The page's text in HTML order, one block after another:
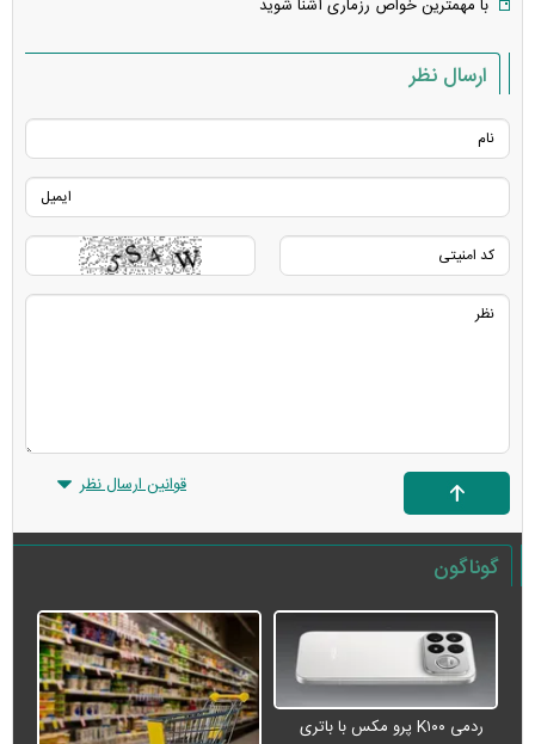
با مهمترین خواص رزماری آشنا شوید
ارسال نظر
قوانین ارسال نظر
گوناگون
ردمی K۱۰۰ پرو مکس با باتری